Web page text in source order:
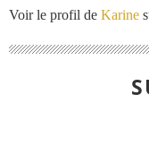
Voir le profil de Karine